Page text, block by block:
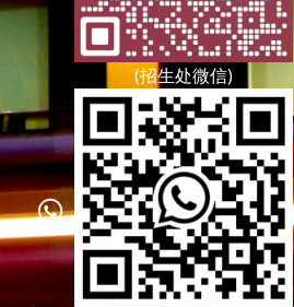
(招生处微信)